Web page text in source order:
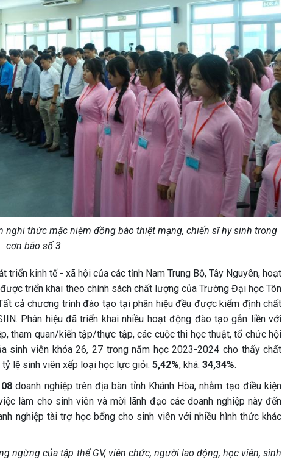
thức mặc niệm đồng bào thiệt mạng, chiến sĩ hy sinh trong
cơn bão số 3
kinh tế - xã hội của các tỉnh Nam Trung Bộ, Tây Nguyên, hoạt
triển khai theo chính sách chất lượng của Trường Đại học Tôn
cả chương trình đào tạo tại phân hiệu đều được kiểm định chất
Phân hiệu đã triển khai nhiều hoạt động đào tạo gắn liền với
tham quan/kiến tập/thực tập, các cuộc thi học thuật, tổ chức hội
sinh viên khóa 26, 27 trong năm học 2023-2024 cho thấy chất
lệ sinh viên xếp loại học lực giỏi: 5,42%, khá: 34,34%.
08 doanh nghiệp trên địa bàn tỉnh Khánh Hòa, nhằm tạo điều kiện
làm cho sinh viên và mời lãnh đạo các doanh nghiệp này đến
nghiệp tài trợ học bổng cho sinh viên với nhiều hình thức khác
ngừng của tập thể GV, viên chức, người lao động, học viên, sinh